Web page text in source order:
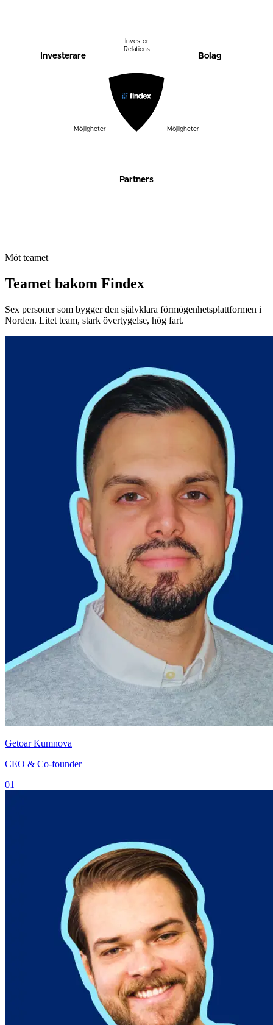
Investerare Bolag
Partners
Investor
Relations
Möjligheter Möjligheter
Möt teamet
Teamet bakom Findex
Sex personer som bygger den självklara förmögenhetsplattformen i
Norden. Litet team, stark övertygelse, hög fart.
Getoar Kumnova
CEO & Co-founder
01